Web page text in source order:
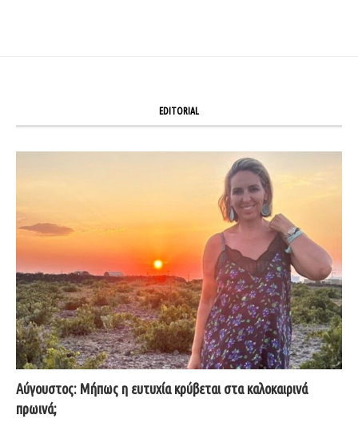
EDITORIAL
Αύγουστος: Μήπως η ευτυχία κρύβεται στα καλοκαιρινά
πρωινά;